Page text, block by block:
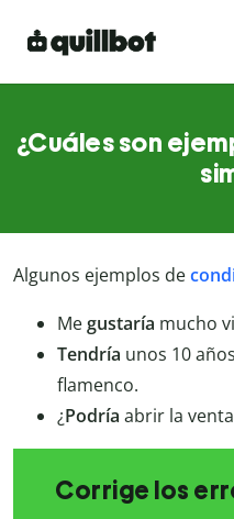
¿Cuáles son
Algunos ejemplos de
Megustaría mucho
Tendría unos 10
flamenco.
¿Podría abrir la
Corrige los